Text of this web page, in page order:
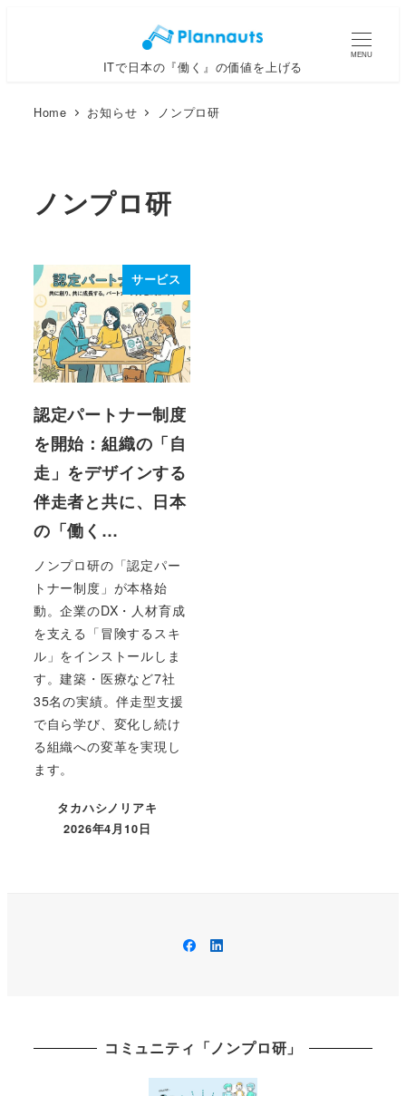
ITで日本の『働く』の価値を上げる
MENU
Home お知らせ ノンプロ研
ノンプロ研
サービス
認定パートナー制度
を開始：組織の「自
走」をデザインする
伴走者と共に、日本
の「働く…
ノンプロ研の「認定パー
トナー制度」が本格始
動。企業のDX・人材育成
を支える「冒険するスキ
ル」をインストールしま
す。建築・医療など7社
35名の実績。伴走型支援
で自ら学び、変化し続け
る組織への変革を実現し
ます。
タカハシノリアキ
投稿日
2026年4月10日
Facebook
LinkedIn
コミュニティ「ノンプロ研」